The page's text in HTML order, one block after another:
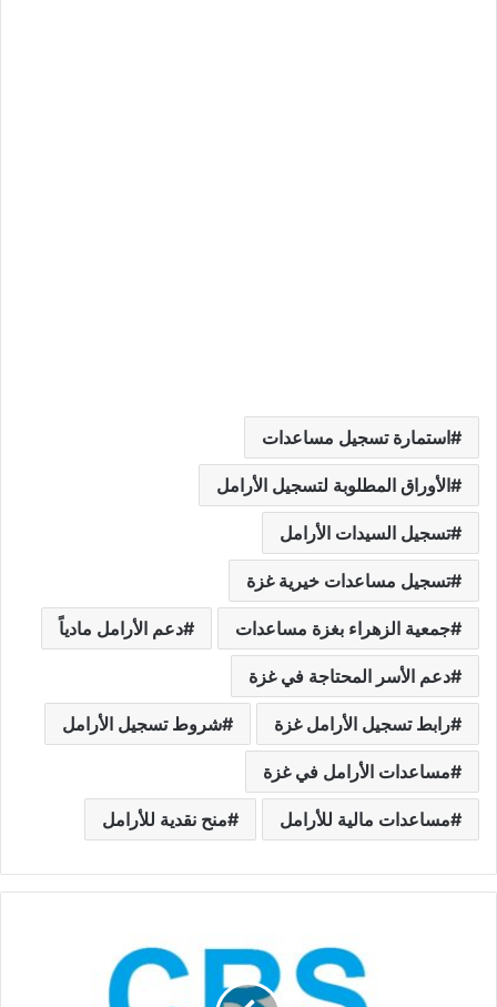
استمارة تسجيل مساعدات
الأوراق المطلوبة لتسجيل الأرامل
تسجيل السيدات الأرامل
تسجيل مساعدات خيرية غزة
جمعية الزهراء بغزة مساعدات دعم الأرامل مادياً
دعم الأسر المحتاجة في غزة
رابط تسجيل الأرامل غزة شروط تسجيل الأرامل
مساعدات الأرامل في غزة
مساعدات مالية للأرامل منح نقدية للأرامل